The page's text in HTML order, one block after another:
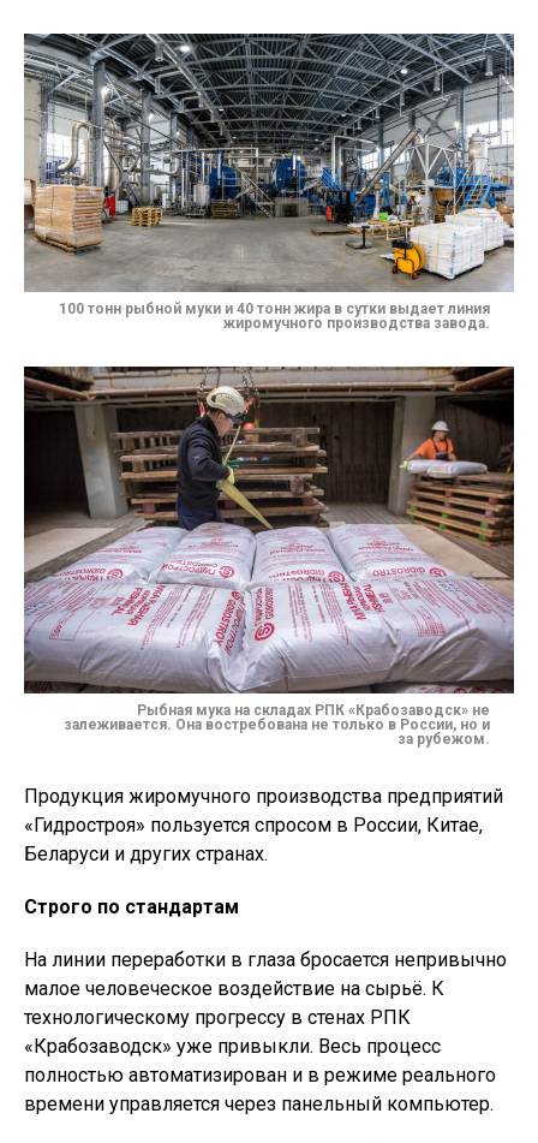
100 тонн рыбной муки и 40 тонн жира в сутки выдает линия
жиромучного производства завода.
Рыбная мука на складах РПК «Крабозаводск» не
залеживается. Она востребована не только в России, но и
за рубежом.
Продукция жиромучного производства предприятий
«Гидростроя» пользуется спросом в России, Китае,
Беларуси и других странах.
Строго по стандартам
На линии переработки в глаза бросается непривычно
малое человеческое воздействие на сырьё. К
технологическому прогрессу в стенах РПК
«Крабозаводск» уже привыкли. Весь процесс
полностью автоматизирован и в режиме реального
времени управляется через панельный компьютер.